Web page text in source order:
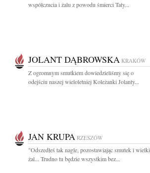
współczucia i żalu z powodu śmierci Taty...
JOLANT DĄBROWSKA KRAKÓW
Z ogromnym smutkiem dowiedzieliśmy się o
odejściu naszej wieloletniej Koleżanki Jolanty...
JAN KRUPA RZESZÓW
"Odszedłeś tak nagle, pozostawiając smutek i wielki
żal... Trudno tu będzie wszystkim bez...